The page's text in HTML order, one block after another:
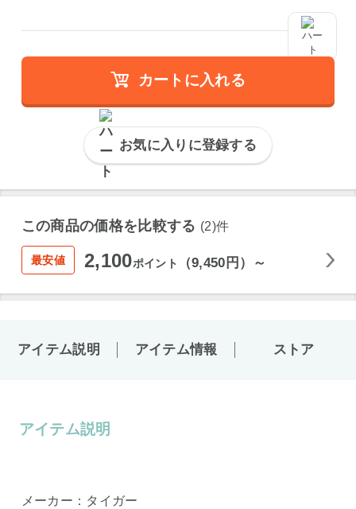
カートに入れる
お気に入りに登録する
この商品の価格を比較する (2)件
最安値 2,100ポイント （9,450円）～
アイテム説明 アイテム情報 ストア
アイテム説明
メーカー：タイガー